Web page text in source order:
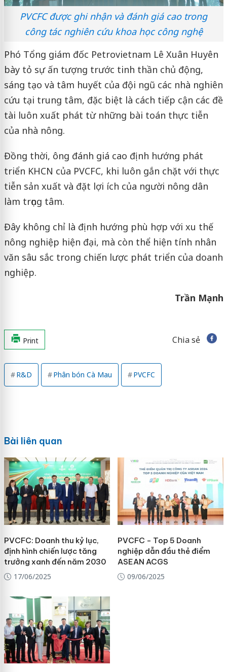
PVCFC được ghi nhận và đánh giá cao trong
công tác nghiên cứu khoa học công nghệ
Phó Tổng giám đốc Petrovietnam Lê Xuân Huyên
bày tỏ sự ấn tượng trước tinh thần chủ động,
sáng tạo và tâm huyết của đội ngũ các nhà nghiên
cứu tại trung tâm, đặc biệt là cách tiếp cận các đề
tài luôn xuất phát từ những bài toán thực tiễn
của nhà nông.
Đồng thời, ông đánh giá cao định hướng phát
triển KHCN của PVCFC, khi luôn gắn chặt với thực
tiễn sản xuất và đặt lợi ích của người nông dân
làm trọng tâm.
Đây không chỉ là định hướng phù hợp với xu thế
nông nghiệp hiện đại, mà còn thể hiện tính nhân
văn sâu sắc trong chiến lược phát triển của doanh
nghiệp.
Trần Mạnh
Print Chia sẻ
R&D Phân bón Cà Mau PVCFC
Bài liên quan
PVCFC: Doanh thu kỷ lục,
định hình chiến lược tăng
trưởng xanh đến năm 2030
17/06/2025
PVCFC - Top 5 Doanh
nghiệp dẫn đầu thẻ điểm
ASEAN ACGS
09/06/2025